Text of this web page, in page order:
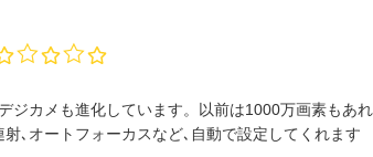
ジカメも進化しています。以前は1000万画素もあれ
､オートフォーカスなど､自動で設定してくれます